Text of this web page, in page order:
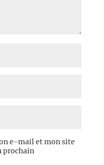
e-mail et mon site
prochain